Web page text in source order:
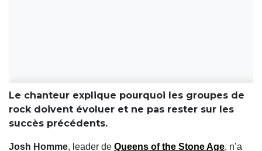
Le chanteur explique pourquoi les groupes de
rock doivent évoluer et ne pas rester sur les
succès précédents.
Josh Homme, leader de Queens of the Stone Age, n’a